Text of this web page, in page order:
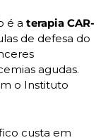
é a terapia CAR-
de defesa do
agudas.
o Instituto
custa em